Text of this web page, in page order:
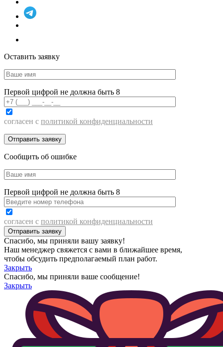
Оставить заявку
Первой цифрой не должна быть 8
согласен с политикой конфиденциальности
Сообщить об ошибке
Первой цифрой не должна быть 8
согласен с политикой конфиденциальности
Спасибо, мы приняли вашу заявку!
Наш менеджер свяжется с вами в ближайшее время,
чтобы обсудить предполагаемый план работ.
Закрыть
Спасибо, мы приняли ваше сообщение!
Закрыть